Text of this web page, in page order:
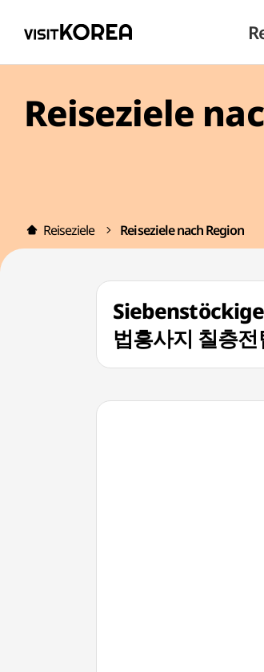
Reiseziele
Reiseziele Reiseziele nach Region
법흥사지 칠층전